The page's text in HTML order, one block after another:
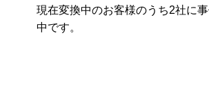
現在変換中のお客様のうち2社に
中です。